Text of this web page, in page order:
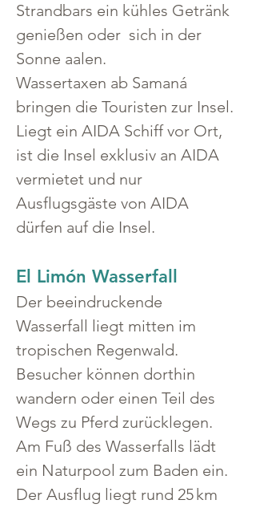
Strandbars ein kühles Getränk
genießen oder  sich in der
Sonne aalen.
Wassertaxen ab Samaná
bringen die Touristen zur Insel.
Liegt ein AIDA Schiff vor Ort,
ist die Insel exklusiv an AIDA
vermietet und nur
Ausflugsgäste von AIDA
dürfen auf die Insel.
El Limón Wasserfall
Der beeindruckende
Wasserfall liegt mitten im
tropischen Regenwald.
Besucher können dorthin
wandern oder einen Teil des
Wegs zu Pferd zurücklegen.
Am Fuß des Wasserfalls lädt
ein Naturpool zum Baden ein.
Der Ausflug liegt rund 25 km